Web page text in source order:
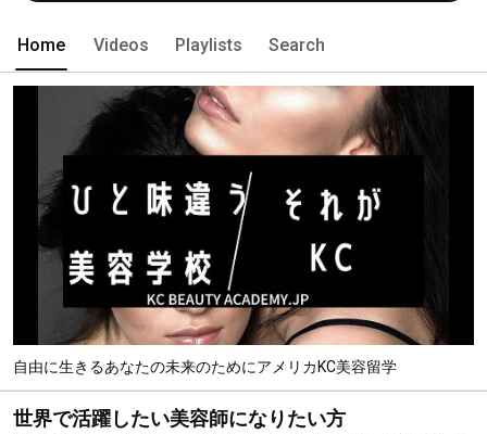
Home Videos Playlists Search
自由に生きるあなたの未来のためにアメリカKC美容留学
世界で活躍したい美容師になりたい方